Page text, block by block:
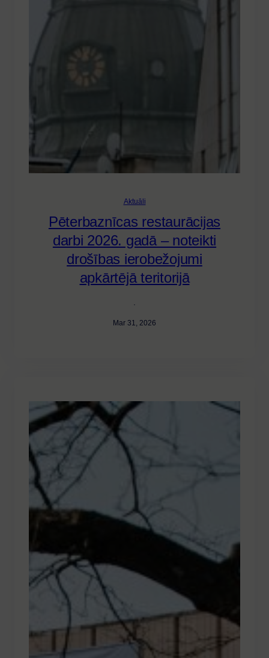
Aktuāli
Pēterbaznīcas restaurācijas
darbi 2026. gadā – noteikti
drošības ierobežojumi
apkārtējā teritorijā
·
Mar 31, 2026